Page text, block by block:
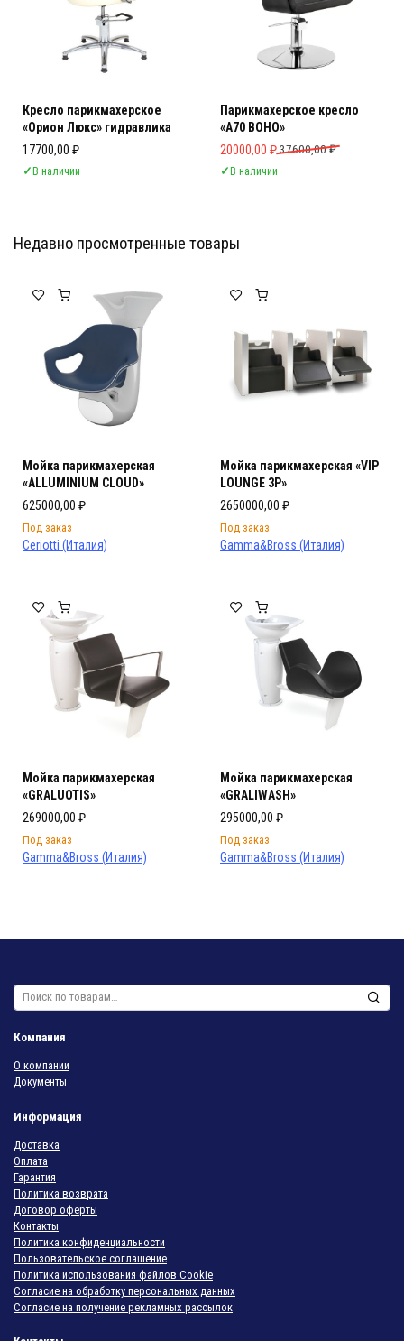
Кресло парикмахерское
«Орион Люкс» гидравлика
17700,00 ₽
✓В наличии
Парикмахерское кресло
«A70 BOHO»
37600,00₽
Первоначальная цена
20000,00 ₽
Текущая цена: 20000,00 ₽.
✓В наличии
Недавно просмотренные товары
Мойка парикмахерская
«ALLUMINIUM CLOUD»
625000,00 ₽
Под заказ
Ceriotti (Италия)
Мойка парикмахерская «VIP
LOUNGE 3P»
2650000,00 ₽
Под заказ
Gamma&Bross (Италия)
Мойка парикмахерская
«GRALUOTIS»
269000,00 ₽
Под заказ
Gamma&Bross (Италия)
Мойка парикмахерская
«GRALIWASH»
295000,00 ₽
Под заказ
Gamma&Bross (Италия)
Искать:
Компания
О компании
Документы
Информация
Доставка
Оплата
Гарантия
Политика возврата
Договор оферты
Контакты
Политика конфиденциальности
Пользовательское соглашение
Политика использования файлов Cookie
Согласие на обработку персональных данных
Согласие на получение рекламных рассылок